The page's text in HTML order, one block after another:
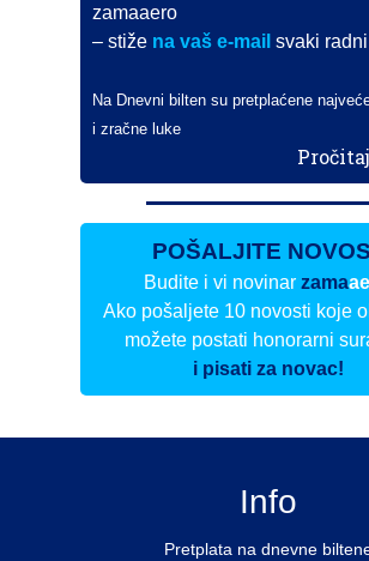
zamaaero
– stiže na vaš e-mail svaki
Na Dnevni bilten su pretplaćene
i zračne luke
POŠALJITE
Budite i vi novinar zama
Ako pošaljete 10 novosti koje
možete postati honorarni
i pisati za novac!
Info
Pretplata na dnevne